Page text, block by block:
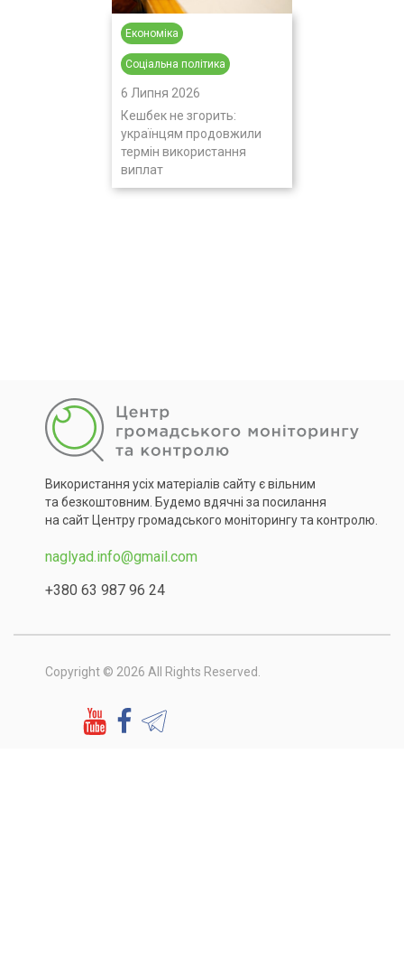
Економіка
Соціальна політика
6 Липня 2026
Кешбек не згорить:
українцям продовжили
термін використання
виплат
Використання усіх матеріалів сайту є вільним
та безкоштовним. Будемо вдячні за посилання
на сайт Центру громадського моніторингу та контролю.
naglyad.info@gmail.com
+380 63 987 96 24
Copyright © 2026 All Rights Reserved.